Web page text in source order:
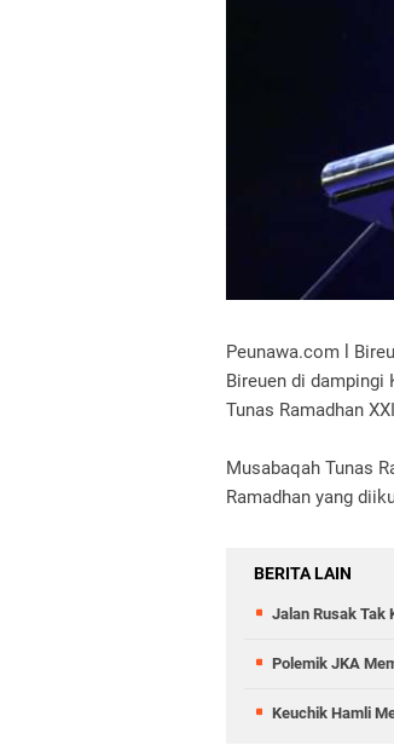
Peunawa.com l
Bireuen di dampingi
Tunas Ramadhan
Musabaqah Tunas
Ramadhan yang
BERITA LAIN
Jalan Rusak Tak
Polemik JKA
Keuchik Hamli